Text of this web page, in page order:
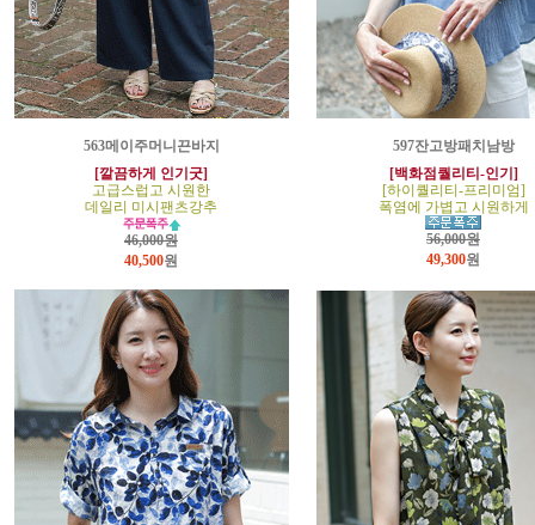
563메이주머니끈바지
[깔끔하게 인기굿]
고급스럽고 시원한
데일리 미시팬츠강추
46,000원
40,500원
597잔고방패치남방
[백화점퀄리티-인기]
[하이퀄리티-프리미엄]
폭염에 가볍고 시원하게
56,000원
49,300원